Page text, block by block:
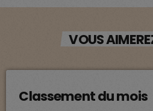
VOUS
Classement du mois